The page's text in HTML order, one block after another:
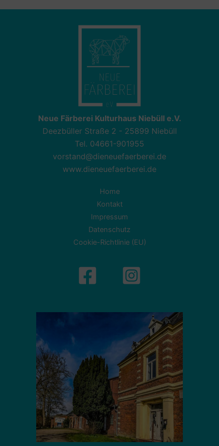
Neue Färberei Kulturhaus Niebüll e.V.
Deezbüller Straße 2 - 25899 Niebüll
Tel. 04661-901955
vorstand@dieneuefaerberei.de
www.dieneuefaerberei.de
Home
Kontakt
Impressum
Datenschutz
Cookie-Richtlinie (EU)